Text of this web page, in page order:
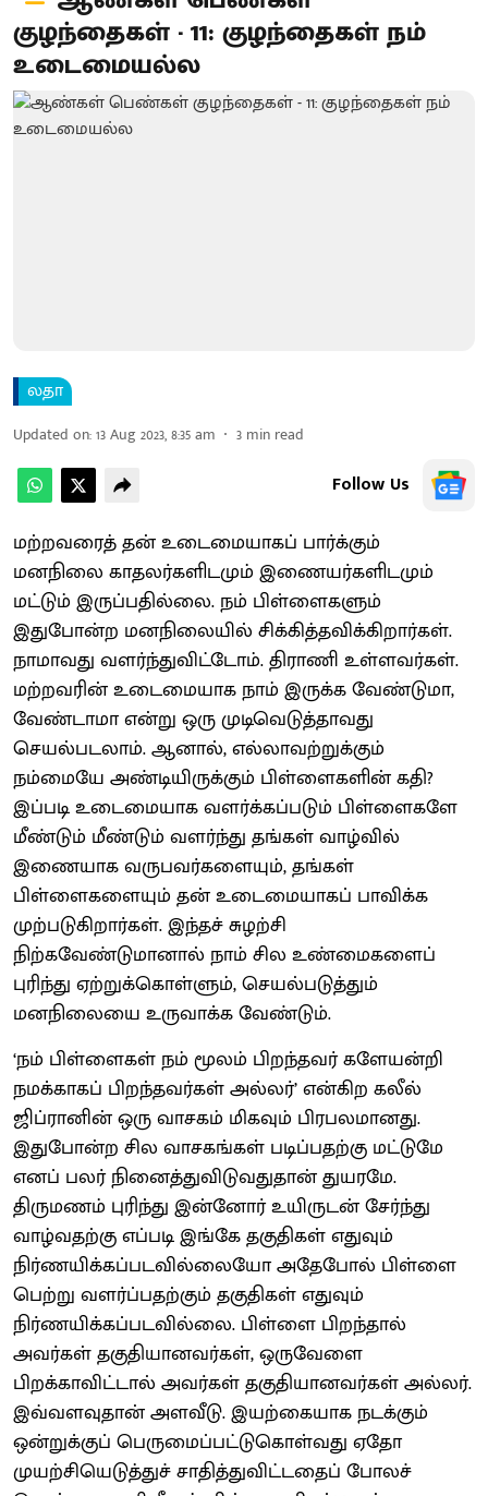
குழந்தைகள் - 11: குழந்தைகள் நம்
உடைமையல்ல
லதா
Updated on:13 Aug 2023, 8:35 am 3 min read
Follow Us
மற்றவரைத் தன் உடைமையாகப் பார்க்கும்
மனநிலை காதலர்களிடமும் இணையர்களிடமும்
மட்டும் இருப்பதில்லை. நம் பிள்ளைகளும்
இதுபோன்ற மனநிலையில் சிக்கித்தவிக்கிறார்கள்.
நாமாவது வளர்ந்துவிட்டோம். திராணி உள்ளவர்கள்.
மற்றவரின் உடைமையாக நாம் இருக்க வேண்டுமா,
வேண்டாமா என்று ஒரு முடிவெடுத்தாவது
செயல்படலாம். ஆனால், எல்லாவற்றுக்கும்
நம்மையே அண்டியிருக்கும் பிள்ளைகளின் கதி?
இப்படி உடைமையாக வளர்க்கப்படும் பிள்ளைகளே
மீண்டும் மீண்டும் வளர்ந்து தங்கள் வாழ்வில்
இணையாக வருபவர்களையும், தங்கள்
பிள்ளைகளையும் தன் உடைமையாகப் பாவிக்க
முற்படுகிறார்கள். இந்தச் சுழற்சி
நிற்கவேண்டுமானால் நாம் சில உண்மைகளைப்
புரிந்து ஏற்றுக்கொள்ளும், செயல்படுத்தும்
மனநிலையை உருவாக்க வேண்டும்.
‘நம் பிள்ளைகள் நம் மூலம் பிறந்தவர் களேயன்றி
நமக்காகப் பிறந்தவர்கள் அல்லர்’ என்கிற கலீல்
ஜிப்ரானின் ஒரு வாசகம் மிகவும் பிரபலமானது.
இதுபோன்ற சில வாசகங்கள் படிப்பதற்கு மட்டுமே
எனப் பலர் நினைத்துவிடுவதுதான் துயரமே.
திருமணம் புரிந்து இன்னோர் உயிருடன் சேர்ந்து
வாழ்வதற்கு எப்படி இங்கே தகுதிகள் எதுவும்
நிர்ணயிக்கப்படவில்லையோ அதேபோல் பிள்ளை
பெற்று வளர்ப்பதற்கும் தகுதிகள் எதுவும்
நிர்ணயிக்கப்படவில்லை. பிள்ளை பிறந்தால்
அவர்கள் தகுதியானவர்கள், ஒருவேளை
பிறக்காவிட்டால் அவர்கள் தகுதியானவர்கள் அல்லர்.
இவ்வளவுதான் அளவீடு. இயற்கையாக நடக்கும்
ஒன்றுக்குப் பெருமைப்பட்டுகொள்வது ஏதோ
முயற்சியெடுத்துச் சாதித்துவிட்டதைப் போலச்